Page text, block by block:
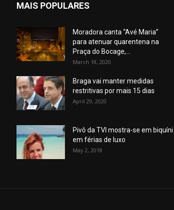
MAIS POPULARES
Moradora canta “Avé Maria”
para atenuar quarentena na
Praça do Bocage,...
March 18, 2020
Braga vai manter medidas
restritivas por mais 15 dias
April 29, 2020
Pivô da TVI mostra-se em biquíni
em férias de luxo
May 2, 2018